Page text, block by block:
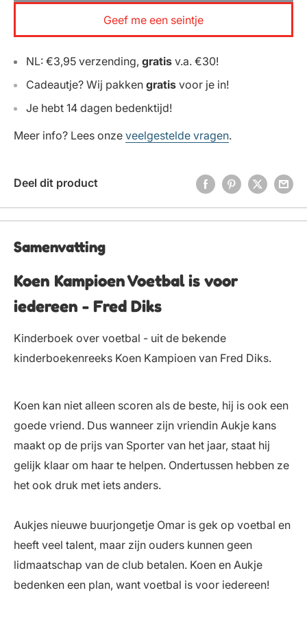
Geef me een seintje
NL: €3,95 verzending, gratis v.a. €30!
Cadeautje? Wij pakken gratis voor je in!
Je hebt 14 dagen bedenktijd!
Meer info? Lees onze veelgestelde vragen.
Deel dit product
Samenvatting
Koen Kampioen Voetbal is voor
iedereen - Fred Diks
Kinderboek over voetbal - uit de bekende
kinderboekenreeks Koen Kampioen van Fred Diks.
Koen kan niet alleen scoren als de beste, hij is ook een
goede vriend. Dus wanneer zijn vriendin Aukje kans
maakt op de prijs van Sporter van het jaar, staat hij
gelijk klaar om haar te helpen. ­Ondertussen hebben ze
het ook druk met iets anders.
Aukjes nieuwe buurjongetje Omar is gek op voetbal en
heeft veel talent, maar zijn ouders kunnen geen
lidmaatschap van de club betalen. Koen en Aukje
bedenken een plan, want voetbal is voor iedereen!